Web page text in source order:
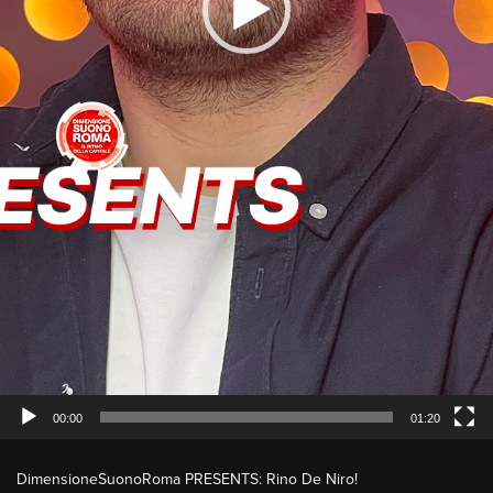
Video
Player
00:00 01:20
RINO DE NIRO
DimensioneSuonoRoma PRESENTS: Rino De Niro!